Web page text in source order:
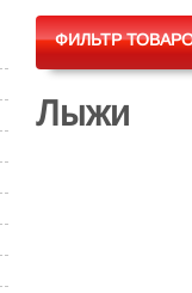
ФИЛЬТР
Лыжи